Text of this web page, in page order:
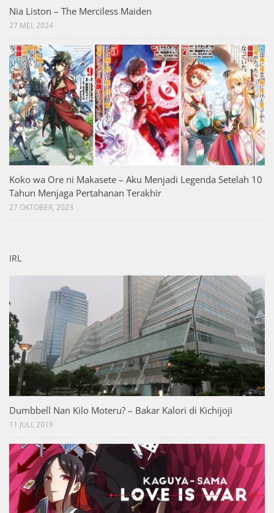
Nia Liston – The Merciless Maiden
27 MEI, 2024
Koko wa Ore ni Makasete – Aku Menjadi Legenda Setelah 10
Tahun Menjaga Pertahanan Terakhir
27 OKTOBER, 2023
IRL
Dumbbell Nan Kilo Moteru? – Bakar Kalori di Kichijoji
11 JULI, 2019